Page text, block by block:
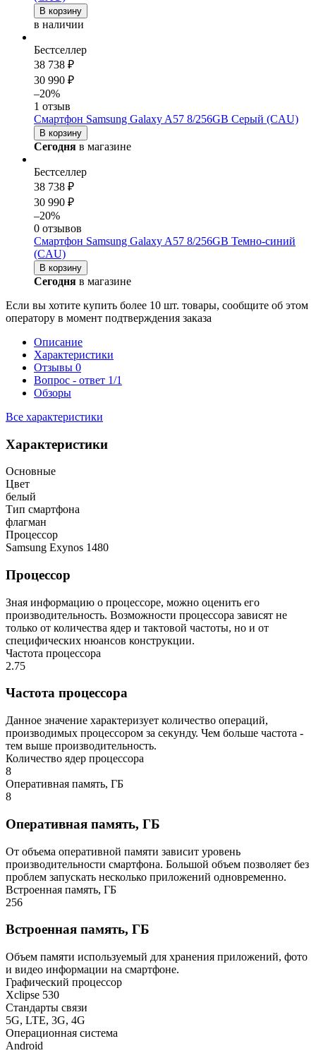
В корзину
в наличии
Бестселлер
38 738 ₽
30 990 ₽
–20%
1 отзыв
Смартфон Samsung Galaxy A57 8/256GB Серый (CAU)
В корзину
Сегодня в магазине
Бестселлер
38 738 ₽
30 990 ₽
–20%
0 отзывов
Смартфон Samsung Galaxy A57 8/256GB Темно-синий
(CAU)
В корзину
Сегодня в магазине
Если вы хотите купить более 10 шт. товары, сообщите об этом
оператору в момент подтверждения заказа
Описание
Характеристики
Отзывы 0
Вопрос - ответ 1/1
Обзоры
Все характеристики
Характеристики
Основные
Цвет
белый
Тип смартфона
флагман
Процессор
Samsung Exynos 1480
Процессор
Зная информацию о процессоре, можно оценить его
производительность. Возможности процессора зависят не
только от количества ядер и тактовой частоты, но и от
специфических нюансов конструкции.
Частота процессора
2.75
Частота процессора
Данное значение характеризует количество операций,
производимых процессором за секунду. Чем больше частота -
тем выше производительность.
Количество ядер процессора
8
Оперативная память, ГБ
8
Оперативная память, ГБ
От объема оперативной памяти зависит уровень
производительности смартфона. Большой объем позволяет без
проблем запускать несколько приложений одновременно.
Встроенная память, ГБ
256
Встроенная память, ГБ
Объем памяти используемый для хранения приложений, фото
и видео информации на смартфоне.
Графический процессор
Xclipse 530
Стандарты связи
5G, LTE, 3G, 4G
Операционная система
Android